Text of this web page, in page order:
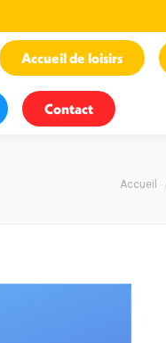
Accueil de loisirs
Contact
Vous
Accueil